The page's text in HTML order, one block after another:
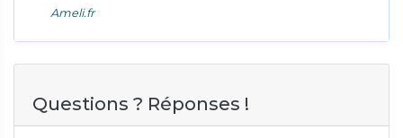
Ameli.fr
Questions ? Réponses !